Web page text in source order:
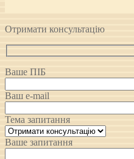
Отримати консультацію
Ваше ПІБ
Ваш e-mail
Тема запитання
Ваше запитання